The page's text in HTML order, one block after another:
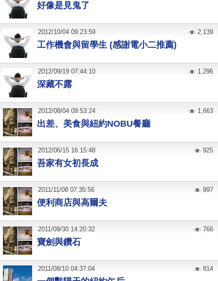
好像是見鬼了
工作機會與留學生 (感謝電小二推薦)
2012/10/04 09:23:59 2,139
深藏不露
2012/09/19 07:44:10 1,296
出差、美食與紐約NOBU餐廳
2012/08/04 09:53:24 1,663
吾家有女初長成
2012/06/15 16:15:48 925
便利商店與高爾夫
2011/11/08 07:35:56 997
寶劍與鑽石
2011/09/30 14:20:32 766
2011/08/10 04:37:04 814